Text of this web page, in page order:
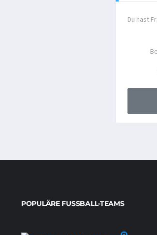
Du hast
POPULÄRE FUSSBALL-TEAMS